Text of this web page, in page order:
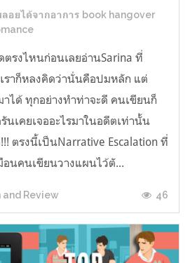
อยได้จากอาการ book hangover
รงไหนก่อนเลยอ่านSarina ที่
ราก็หลงคิดว่านั่นคือปมหลัก แต่
ได้ ทุกอย่างทำท่าจะดี คนเขียนก็
นเคยเจออะไรมาในอดีตเท่านั้น
ตรงนี้เป็นNarrative Escalation ที่
นคนเขียนวางแผนไว้ตั...
Review 46